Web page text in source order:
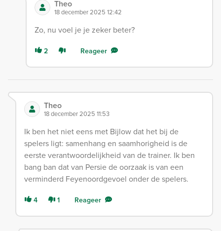
Theo
18 december 2025 12:42
Zo, nu voel je je zeker beter?
2 Reageer
Theo
18 december 2025 11:53
Ik ben het niet eens met Bijlow dat het bij de
spelers ligt: samenhang en saamhorigheid is de
eerste verantwoordelijkheid van de trainer. Ik ben
bang ban dat van Persie de oorzaak is van een
verminderd Feyenoordgevoel onder de spelers.
4 1 Reageer